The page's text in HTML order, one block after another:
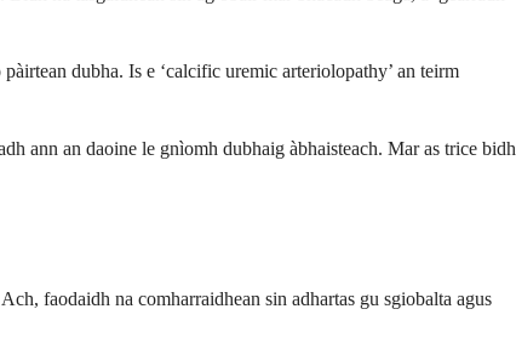
dubha. Is e ‘calcific uremic arteriolopathy’ an teirm
ann an daoine le gnìomh dubhaig àbhaisteach. Mar as trice bidh
faodaidh na comharraidhean sin adhartas gu sgiobalta agus